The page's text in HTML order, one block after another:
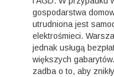
gospodarstwa
utrudniona jest
elektrośmieci.
jednak usługą
większych
zadba o to, aby